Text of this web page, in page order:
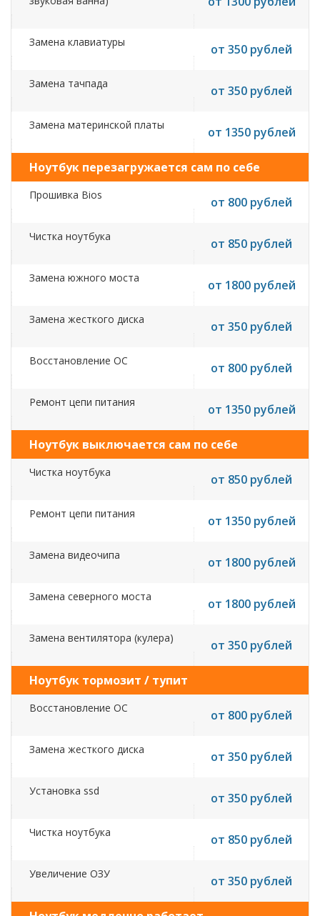
Замена клавиатуры от 350 рублей
Замена тачпада от 350 рублей
Замена материнской платы от 1350 рублей
Ноутбук перезагружается сам по себе
Прошивка Bios от 800 рублей
Чистка ноутбука от 850 рублей
Замена южного моста от 1800 рублей
Замена жесткого диска от 350 рублей
Восстановление ОС от 800 рублей
Ремонт цепи питания от 1350 рублей
Ноутбук выключается сам по себе
Чистка ноутбука от 850 рублей
Ремонт цепи питания от 1350 рублей
Замена видеочипа от 1800 рублей
Замена северного моста от 1800 рублей
Замена вентилятора (кулера) от 350 рублей
Ноутбук тормозит / тупит
Восстановление ОС от 800 рублей
Замена жесткого диска от 350 рублей
Установка ssd от 350 рублей
Чистка ноутбука от 850 рублей
Увеличение ОЗУ от 350 рублей